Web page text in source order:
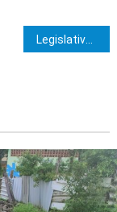
Legislativo da Bahia celebra o Dia Nacional da Bíblia